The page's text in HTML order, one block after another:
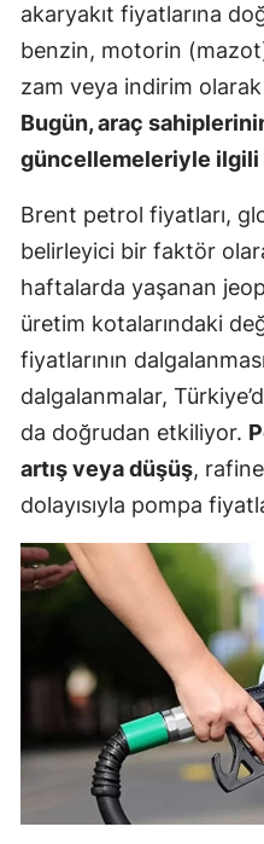
akaryakıt fiyatlarına
benzin, motorin
zam veya indirim
Bugün, araç
güncellemeleriyle
Brent petrol fiyatları,
belirleyici bir faktör
haftalarda yaşanan
üretim kotalarındaki
fiyatlarının
dalgalanmalar,
da doğrudan etkiliyor.
artış veya düşüş,
dolayısıyla pompa